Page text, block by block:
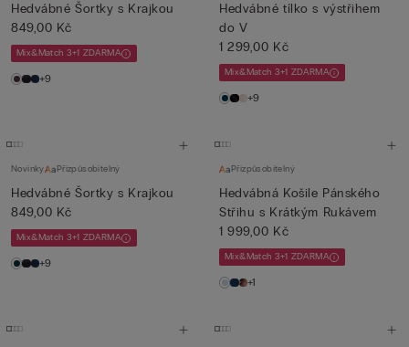
Hedvábné Šortky s Krajkou
849,00 Kč
Mix&Match 3+1 ZDARMA
+9
Hedvábné tílko s výstřihem
do V
1 299,00 Kč
Mix&Match 3+1 ZDARMA
+9
Novinky Přizpůsobitelný
Hedvábné Šortky s Krajkou
849,00 Kč
Mix&Match 3+1 ZDARMA
+9
Přizpůsobitelný
Hedvábná Košile Pánského
Střihu s Krátkým Rukávem
1 999,00 Kč
Mix&Match 3+1 ZDARMA
+1